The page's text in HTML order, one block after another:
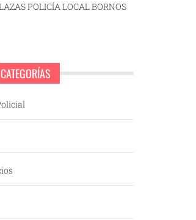
POLICÍA LOCAL BORNOS
CATEGORÍAS